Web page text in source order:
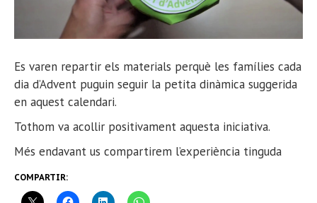
Es varen repartir els materials perquè les famílies cada
dia d’Advent puguin seguir la petita dinàmica suggerida
en aquest calendari.
Tothom va acollir positivament aquesta iniciativa.
Més endavant us compartirem l’experiència tinguda
COMPARTIR: